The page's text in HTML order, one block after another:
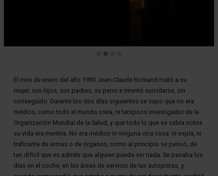
El mes de enero del año 1993 Jean-Claude Romand mató a su
mujer, sus hijos, sus padres, su perro e intentó suicidarse, sin
conseguirlo. Durante los dos días siguientes se supo que no era
médico, como todo el mundo creía, ni tampoco investigador de la
Organización Mundial de la Salud, y que todo lo que se sabía sobre
su vida era mentira. No era médico ni ninguna otra cosa: ni espía, ni
traficante de armas o de órganos, como al principio se pensó, de
tan difícil que es admitir que alguien pueda ser nada. Se pasaba los
días en el coche, en las áreas de servicio de las autopistas, y